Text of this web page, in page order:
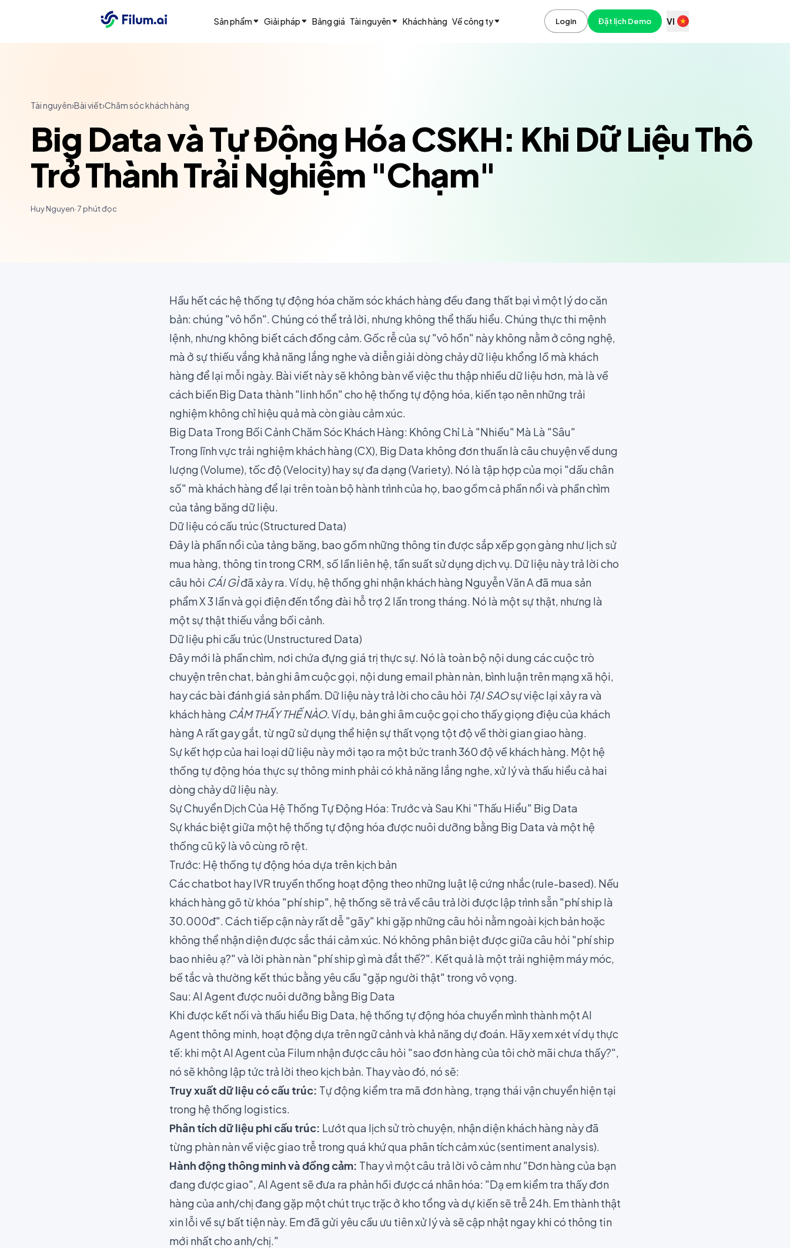
Sản phẩm Giải pháp Bảng giá Tài nguyên Khách hàng Về công ty Login Đặt lịch Demo VI
Tài nguyên›Bài viết›Chăm sóc khách hàng
Big Data và Tự Động Hóa CSKH: Khi Dữ Liệu Thô
Trở Thành Trải Nghiệm "Chạm"
Huy Nguyen·7 phút đọc
Hầu hết các hệ thống tự động hóa chăm sóc khách hàng đều đang thất bại vì một lý do căn
bản: chúng "vô hồn". Chúng có thể trả lời, nhưng không thể thấu hiểu. Chúng thực thi mệnh
lệnh, nhưng không biết cách đồng cảm. Gốc rễ của sự "vô hồn" này không nằm ở công nghệ,
mà ở sự thiếu vắng khả năng lắng nghe và diễn giải dòng chảy dữ liệu khổng lồ mà khách
hàng để lại mỗi ngày. Bài viết này sẽ không bàn về việc thu thập nhiều dữ liệu hơn, mà là về
cách biến Big Data thành "linh hồn" cho hệ thống tự động hóa, kiến tạo nên những trải
nghiệm không chỉ hiệu quả mà còn giàu cảm xúc.
Big Data Trong Bối Cảnh Chăm Sóc Khách Hàng: Không Chỉ Là "Nhiều" Mà Là "Sâu"
Trong lĩnh vực trải nghiệm khách hàng (CX), Big Data không đơn thuần là câu chuyện về dung
lượng (Volume), tốc độ (Velocity) hay sự đa dạng (Variety). Nó là tập hợp của mọi "dấu chân
số" mà khách hàng để lại trên toàn bộ hành trình của họ, bao gồm cả phần nổi và phần chìm
của tảng băng dữ liệu.
Dữ liệu có cấu trúc (Structured Data)
Đây là phần nổi của tảng băng, bao gồm những thông tin được sắp xếp gọn gàng như lịch sử
mua hàng, thông tin trong CRM, số lần liên hệ, tần suất sử dụng dịch vụ. Dữ liệu này trả lời cho
câu hỏi CÁI GÌđã xảy ra. Ví dụ, hệ thống ghi nhận khách hàng Nguyễn Văn A đã mua sản
phẩm X 3 lần và gọi điện đến tổng đài hỗ trợ 2 lần trong tháng. Nó là một sự thật, nhưng là
một sự thật thiếu vắng bối cảnh.
Dữ liệu phi cấu trúc (Unstructured Data)
Đây mới là phần chìm, nơi chứa đựng giá trị thực sự. Nó là toàn bộ nội dung các cuộc trò
chuyện trên chat, bản ghi âm cuộc gọi, nội dung email phàn nàn, bình luận trên mạng xã hội,
hay các bài đánh giá sản phẩm. Dữ liệu này trả lời cho câu hỏi TẠI SAOsự việc lại xảy ra và
khách hàng CẢM THẤY THẾ NÀO. Ví dụ, bản ghi âm cuộc gọi cho thấy giọng điệu của khách
hàng A rất gay gắt, từ ngữ sử dụng thể hiện sự thất vọng tột độ về thời gian giao hàng.
Sự kết hợp của hai loại dữ liệu này mới tạo ra một bức tranh 360 độ về khách hàng. Một hệ
thống tự động hóa thực sự thông minh phải có khả năng lắng nghe, xử lý và thấu hiểu cả hai
dòng chảy dữ liệu này.
Sự Chuyển Dịch Của Hệ Thống Tự Động Hóa: Trước và Sau Khi "Thấu Hiểu" Big Data
Sự khác biệt giữa một hệ thống tự động hóa được nuôi dưỡng bằng Big Data và một hệ
thống cũ kỹ là vô cùng rõ rệt.
Trước: Hệ thống tự động hóa dựa trên kịch bản
Các chatbot hay IVR truyền thống hoạt động theo những luật lệ cứng nhắc (rule-based). Nếu
khách hàng gõ từ khóa "phí ship", hệ thống sẽ trả về câu trả lời được lập trình sẵn "phí ship là
30.000đ". Cách tiếp cận này rất dễ "gãy" khi gặp những câu hỏi nằm ngoài kịch bản hoặc
không thể nhận diện được sắc thái cảm xúc. Nó không phân biệt được giữa câu hỏi "phí ship
bao nhiêu ạ?" và lời phàn nàn "phí ship gì mà đắt thế?". Kết quả là một trải nghiệm máy móc,
bế tắc và thường kết thúc bằng yêu cầu "gặp người thật" trong vô vọng.
Sau: AI Agent được nuôi dưỡng bằng Big Data
Khi được kết nối và thấu hiểu Big Data, hệ thống tự động hóa chuyển mình thành một AI
Agent thông minh, hoạt động dựa trên ngữ cảnh và khả năng dự đoán. Hãy xem xét ví dụ thực
tế: khi một AI Agent của Filum nhận được câu hỏi "sao đơn hàng của tôi chờ mãi chưa thấy?",
nó sẽ không lập tức trả lời theo kịch bản. Thay vào đó, nó sẽ:
Truy xuất dữ liệu có cấu trúc: Tự động kiểm tra mã đơn hàng, trạng thái vận chuyển hiện tại
trong hệ thống logistics.
Phân tích dữ liệu phi cấu trúc: Lướt qua lịch sử trò chuyện, nhận diện khách hàng này đã
từng phàn nàn về việc giao trễ trong quá khứ qua phân tích cảm xúc (sentiment analysis).
Hành động thông minh và đồng cảm: Thay vì một câu trả lời vô cảm như "Đơn hàng của bạn
đang được giao", AI Agent sẽ đưa ra phản hồi được cá nhân hóa: "Dạ em kiểm tra thấy đơn
hàng của anh/chị đang gặp một chút trục trặc ở kho tổng và dự kiến sẽ trễ 24h. Em thành thật
xin lỗi về sự bất tiện này. Em đã gửi yêu cầu ưu tiên xử lý và sẽ cập nhật ngay khi có thông tin
mới nhất cho anh/chị."